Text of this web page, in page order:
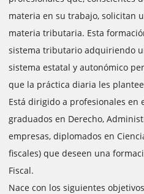
materia en su trabajo, solicitan
materia tributaria. Esta
sistema tributario adquiriendo
sistema estatal y autonómico
que la práctica diaria les
Está dirigido a profesionales en
graduados en Derecho,
empresas, diplomados en
fiscales) que deseen una
Fiscal.
Nace con los siguientes